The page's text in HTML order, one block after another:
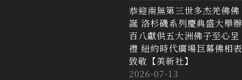
恭迎南無第三世多杰羌佛佛
誕 洛杉磯系列慶典盛大舉辦
百八獻供五大洲佛子至心呈
禮 紐約時代廣場巨幕佛相表
致敬【美新社】
2026-07-13